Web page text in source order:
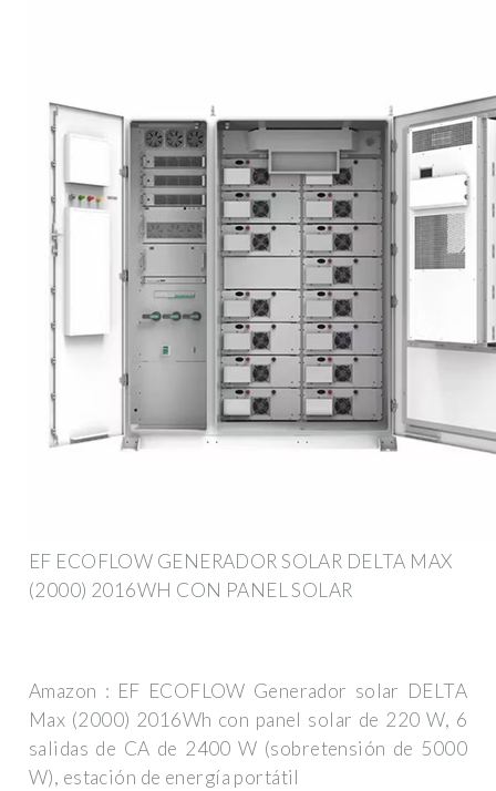
EF ECOFLOW GENERADOR SOLAR DELTA MAX
(2000) 2016WH CON PANEL SOLAR
Amazon : EF ECOFLOW Generador solar DELTA
Max (2000) 2016Wh con panel solar de 220 W, 6
salidas de CA de 2400 W (sobretensión de 5000
W), estación de energía portátil